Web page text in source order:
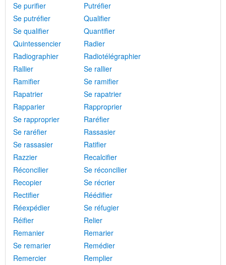
Se purifier
Putréfier
Se putréfier
Qualifier
Se qualifier
Quantifier
Quintessencier
Radier
Radiographier
Radiotélégraphier
Rallier
Se rallier
Ramifier
Se ramifier
Rapatrier
Se rapatrier
Rapparier
Rapproprier
Se rapproprier
Raréfier
Se raréfier
Rassasier
Se rassasier
Ratifier
Razzier
Recalcifier
Réconcilier
Se réconcilier
Recopier
Se récrier
Rectifier
Réédifier
Réexpédier
Se réfugier
Réifier
Relier
Remanier
Remarier
Se remarier
Remédier
Remercier
Remplier